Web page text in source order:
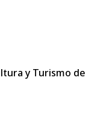
y Turismo de